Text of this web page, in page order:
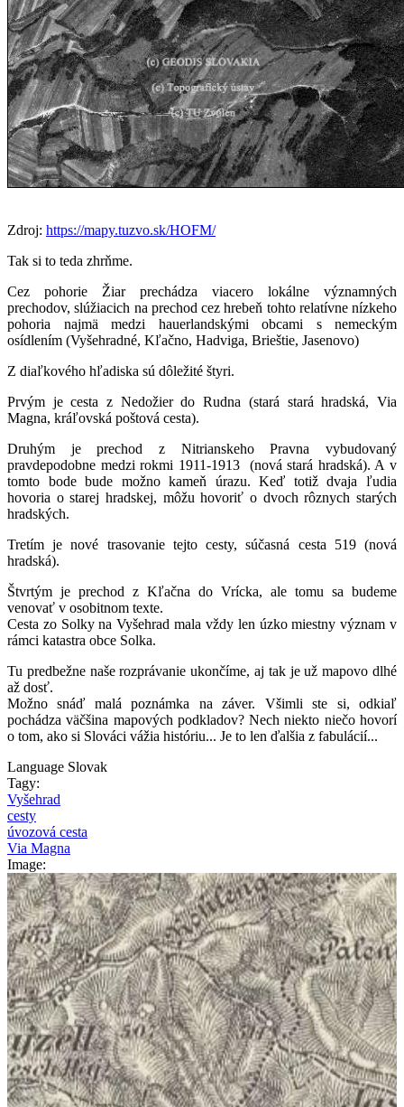
Zdroj: https://mapy.tuzvo.sk/HOFM/
Tak si to teda zhrňme.
Cez pohorie Žiar prechádza viacero lokálne významných
prechodov, slúžiacich na prechod cez hrebeň tohto relatívne nízkeho
pohoria najmä medzi hauerlandskými obcami s nemeckým
osídlením (Vyšehradné, Kľačno, Hadviga, Brieštie, Jasenovo)
Z diaľkového hľadiska sú dôležité štyri.
Prvým je cesta z Nedožier do Rudna (stará stará hradská, Via
Magna, kráľovská poštová cesta).
Druhým je prechod z Nitrianskeho Pravna vybudovaný
pravdepodobne medzi rokmi 1911-1913 (nová stará hradská). A v
tomto bode bude možno kameň úrazu. Keď totiž dvaja ľudia
hovoria o starej hradskej, môžu hovoriť o dvoch rôznych starých
hradských.
Tretím je nové trasovanie tejto cesty, súčasná cesta 519 (nová
hradská).
Štvrtým je prechod z Kľačna do Vrícka, ale tomu sa budeme
venovať v osobitnom texte.
Cesta zo Solky na Vyšehrad mala vždy len úzko miestny význam v
rámci katastra obce Solka.
Tu predbežne naše rozprávanie ukončíme, aj tak je už mapovo dlhé
až dosť.
Možno snáď malá poznámka na záver. Všimli ste si, odkiaľ
pochádza väčšina mapových podkladov? Nech niekto niečo hovorí
o tom, ako si Slováci vážia históriu... Je to len ďalšia z fabulácií...
Language Slovak
Tagy:
Vyšehrad
cesty
úvozová cesta
Via Magna
Image: